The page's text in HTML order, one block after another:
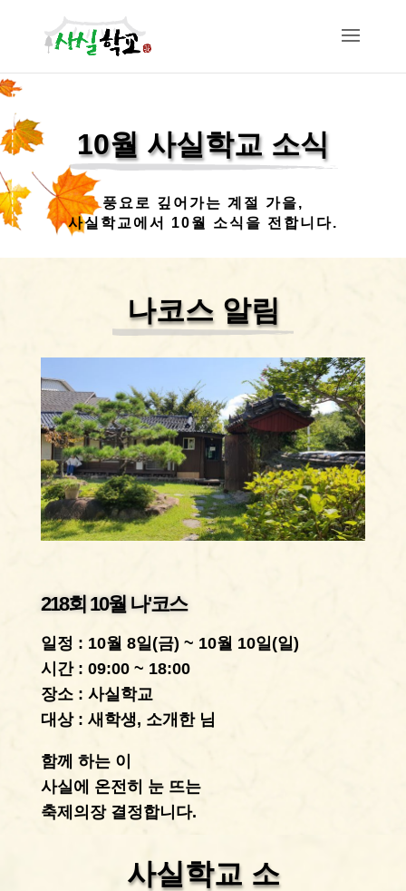
10월 사실학교 소식
풍요로 깊어가는 계절 가을,
사실학교에서 10월 소식을 전합니다.
나코스 알림
218회 10월 나'코스
일정 : 10월 8일(금) ~ 10월 10일(일)
시간 : 09:00 ~ 18:00
장소 : 사실학교
대상 : 새학생, 소개한 님
함께 하는 이
사실에 온전히 눈 뜨는
축제의장 결정합니다.
사실학교 소